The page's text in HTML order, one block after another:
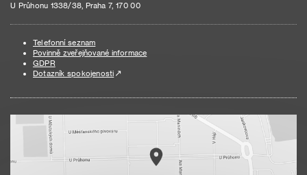
U Průhonu 1338/38, Praha 7, 170 00
Telefonní seznam
Povinně zveřejňované informace
GDPR
Dotazník spokojenosti